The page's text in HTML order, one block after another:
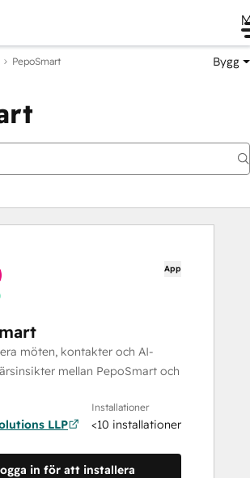
PepoSmart Bygg
App
möten, kontakter och AI-
mellan PepoSmart och
LLP
Installationer
<10 installationer
in för att installera